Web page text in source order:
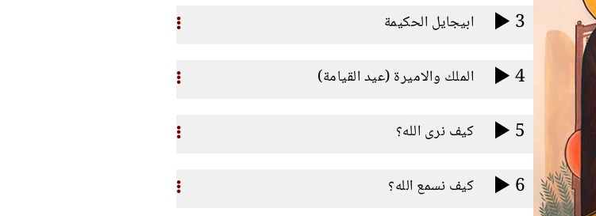
3 ابيجايل الحكيمة
4 الملك والاميرة (عيد القيامة)
5 كيف نرى الله؟
6 كيف نسمع الله؟